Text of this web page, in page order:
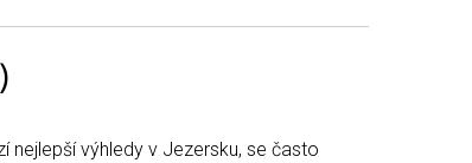
nejlepší výhledy v Jezersku, se často